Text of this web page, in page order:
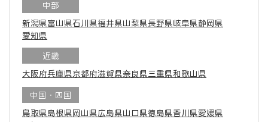
中部
新潟県富山県石川県福井県山梨県長野県岐阜県静岡県
愛知県
近畿
大阪府兵庫県京都府滋賀県奈良県 三重県和歌山県
中国・四国
鳥取県島根県 岡山県広島県山口県徳島県香川県愛媛県